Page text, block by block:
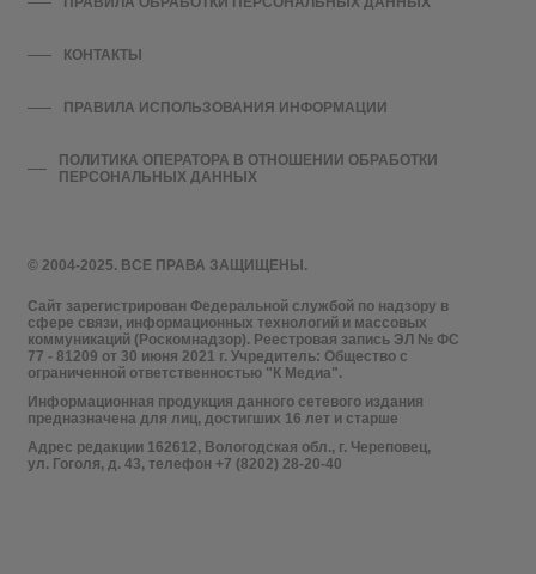
© 2004-2025. ВСЕ ПРАВА ЗАЩИЩЕНЫ.
Сайт зарегистрирован Федеральной службой по надзору в
сфере связи, информационных технологий и массовых
коммуникаций (Роскомнадзор). Реестровая запись ЭЛ № ФС
77 - 81209 от 30 июня 2021 г. Учредитель: Общество с
ограниченной ответственностью "К Медиа".
Информационная продукция данного сетевого издания
предназначена для лиц, достигших 16 лет и старше
Адрес редакции 162612, Вологодская обл., г. Череповец,
ул. Гоголя, д. 43, телефон +7 (8202) 28-20-40
КОНТАКТЫ
ПРАВИЛА ИСПОЛЬЗОВАНИЯ ИНФОРМАЦИИ
ПОЛИТИКА ОПЕРАТОРА В ОТНОШЕНИИ ОБРАБОТКИ
ПЕРСОНАЛЬНЫХ ДАННЫХ